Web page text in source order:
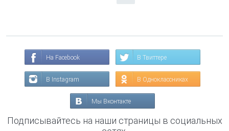
На Facebook В Твиттере
В Instagram В Одноклассниках
Мы Вконтакте
Подписывайтесь на наши страницы в социальных